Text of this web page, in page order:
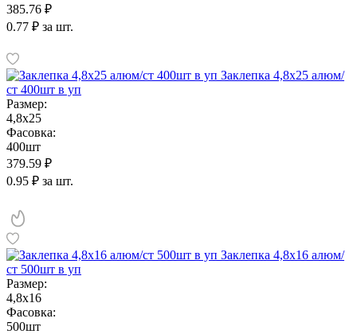
385.76 ₽
0.77 ₽ за шт.
Заклепка 4,8х25 алюм/
ст 400шт в уп
Размер:
4,8х25
Фасовка:
400шт
379.59 ₽
0.95 ₽ за шт.
Заклепка 4,8х16 алюм/
ст 500шт в уп
Размер:
4,8х16
Фасовка:
500шт